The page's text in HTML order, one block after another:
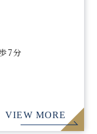
7分
VIEW MORE